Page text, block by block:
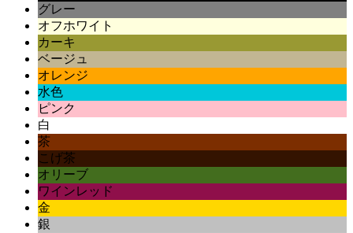
グレー
オフホワイト
カーキ
ベージュ
オレンジ
水色
ピンク
白
茶
こげ茶
オリーブ
ワインレッド
金
銀